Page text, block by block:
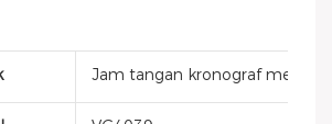
Jam tangan kronograf mewah